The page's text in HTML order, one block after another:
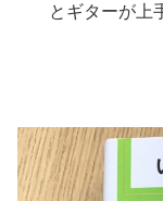
とギターが上